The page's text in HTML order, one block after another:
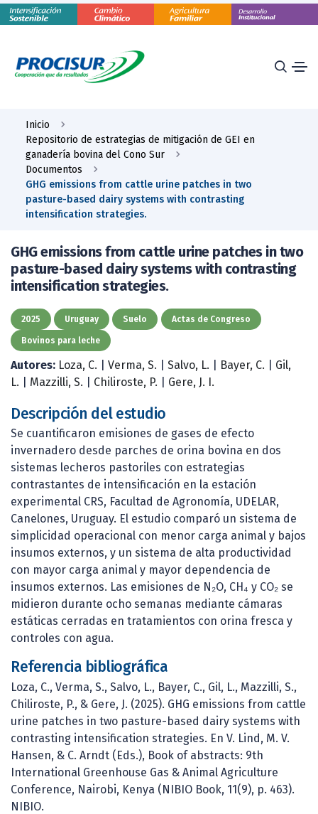
Inicio
Repositorio de estrategias de mitigación de GEI en
ganadería bovina del Cono Sur
Documentos
GHG emissions from cattle urine patches in two
pasture-based dairy systems with contrasting
intensification strategies.
GHG emissions from cattle urine patches in two
pasture-based dairy systems with contrasting
intensification strategies.
2025 Uruguay Suelo Actas de Congreso
Bovinos para leche
Autores: Loza, C. Verma, S. Salvo, L. Bayer, C.
Gil,
L.
Mazzilli, S. Chiliroste, P. Gere, J. I.
Descripción del estudio
Se cuantificaron emisiones de gases de efecto
invernadero desde parches de orina bovina en dos
sistemas lecheros pastoriles con estrategias
contrastantes de intensificación en la estación
experimental CRS, Facultad de Agronomía, UDELAR,
Canelones, Uruguay. El estudio comparó un sistema de
simplicidad operacional con menor carga animal y bajos
insumos externos, y un sistema de alta productividad
con mayor carga animal y mayor dependencia de
insumos externos. Las emisiones de N₂O, CH₄ y CO₂ se
midieron durante ocho semanas mediante cámaras
estáticas cerradas en tratamientos con orina fresca y
controles con agua.
Referencia bibliográfica
Loza, C., Verma, S., Salvo, L., Bayer, C., Gil, L., Mazzilli, S.,
Chiliroste, P., & Gere, J. (2025). GHG emissions from cattle
urine patches in two pasture-based dairy systems with
contrasting intensification strategies. En V. Lind, M. V.
Hansen, & C. Arndt (Eds.), Book of abstracts: 9th
International Greenhouse Gas & Animal Agriculture
Conference, Nairobi, Kenya (NIBIO Book, 11(9), p. 463).
NIBIO.